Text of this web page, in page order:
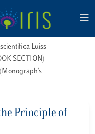
Luiss
SECTION)
Principle of